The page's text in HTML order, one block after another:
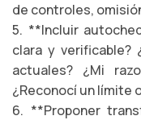
de controles,
5. **Incluir
clara y verificable?
actuales? ¿Mi
¿Reconocí un límite
6. **Proponer